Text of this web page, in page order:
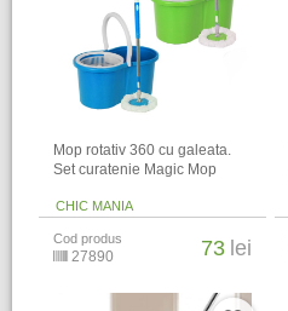
Mop rotativ 360 cu galeata.
Set curatenie Magic Mop
CHIC MANIA
Cod produs
27890 73 lei